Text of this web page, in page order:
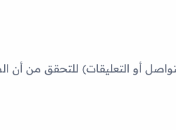
أو التعليقات) للتحقق من